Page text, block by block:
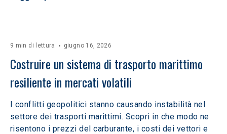
9 min di lettura giugno 16, 2026
Costruire un sistema di trasporto marittimo
resiliente in mercati volatili
I conflitti geopolitici stanno causando instabilità nel
settore dei trasporti marittimi. Scopri in che modo ne
risentono i prezzi del carburante, i costi dei vettori e